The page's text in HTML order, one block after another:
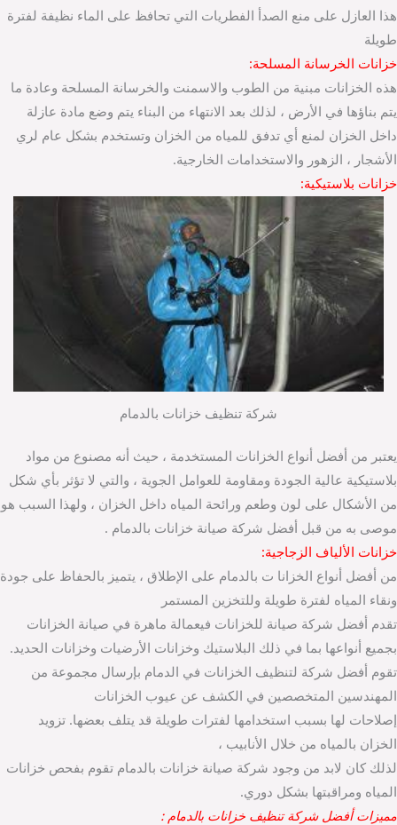
هذا العازل على منع الصدأ الفطريات التي تحافظ على الماء نظيفة لفترة
طويلة
خزانات الخرسانة المسلحة:
هذه الخزانات مبنية من الطوب والاسمنت والخرسانة المسلحة وعادة ما
يتم بناؤها في الأرض ، لذلك بعد الانتهاء من البناء يتم وضع مادة عازلة
داخل الخزان لمنع أي تدفق للمياه من الخزان وتستخدم بشكل عام لري
الأشجار ، الزهور والاستخدامات الخارجية.
خزانات بلاستيكية:
شركة تنظيف خزانات بالدمام
يعتبر من أفضل أنواع الخزانات المستخدمة ، حيث أنه مصنوع من مواد
بلاستيكية عالية الجودة ومقاومة للعوامل الجوية ، والتي لا تؤثر بأي شكل
من الأشكال على لون وطعم ورائحة المياه داخل الخزان ، ولهذا السبب هو
موصى به من قبل أفضل شركة صيانة خزانات بالدمام .
خزانات الألياف الزجاجية:
من أفضل أنواع الخزانا ت بالدمام على الإطلاق ، يتميز بالحفاظ على جودة
ونقاء المياه لفترة طويلة وللتخزين المستمر
تقدم أفضل شركة صيانة للخزانات فيعمالة ماهرة في صيانة الخزانات
بجميع أنواعها بما في ذلك البلاستيك وخزانات الأرضيات وخزانات الحديد.
تقوم أفضل شركة لتنظيف الخزانات في الدمام بإرسال مجموعة من
المهندسين المتخصصين في الكشف عن عيوب الخزانات
إصلاحات لها بسبب استخدامها لفترات طويلة قد يتلف بعضها. تزويد
الخزان بالمياه من خلال الأنابيب ،
لذلك كان لابد من وجود شركة صيانة خزانات بالدمام تقوم بفحص خزانات
المياه ومراقبتها بشكل دوري.
مميزات أفضل شركة تنظيف خزانات بالدمام :